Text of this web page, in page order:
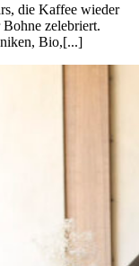
die Kaffee wieder
zelebriert.
Bio,[...]